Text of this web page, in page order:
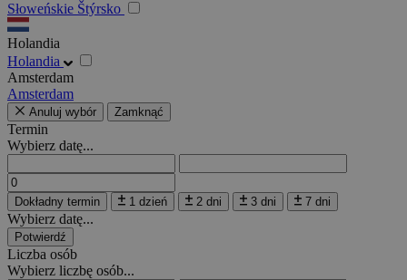
Słoweńskie Štýrsko
Holandia
Holandia
Amsterdam
Amsterdam
Anuluj wybór Zamknąć
Termin
Wybierz datę...
Dokładny termin 1 dzień 2 dni 3 dni 7 dni
Wybierz datę...
Potwierdź
Liczba osób
Wybierz liczbę osób...